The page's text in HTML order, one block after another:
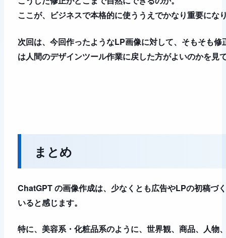
ここが、ビジネスで本格的に使ううえでかなり重要にな
次回は、今回作ったようなLP画像に対して、そもそも
は人間のデザインツール作業に戻した方がよいのかを見
まとめ
ChatGPT の画像作成は、少なくとも広告やLPの初稿づ
いると感じます。
特に、美容系・化粧品系のように、世界観、商品、人物